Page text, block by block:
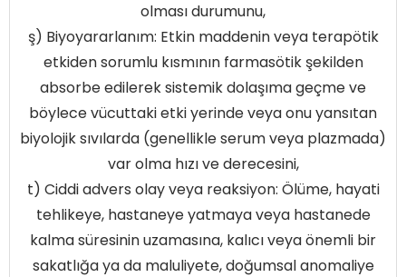
olması durumunu,
ş) Biyoyararlanım: Etkin maddenin veya terapötik
etkiden sorumlu kısmının farmasötik şekilden
absorbe edilerek sistemik dolaşıma geçme ve
böylece vücuttaki etki yerinde veya onu yansıtan
biyolojik sıvılarda (genellikle serum veya plazmada)
var olma hızı ve derecesini,
t) Ciddi advers olay veya reaksiyon: Ölüme, hayati
tehlikeye, hastaneye yatmaya veya hastanede
kalma süresinin uzamasına, kalıcı veya önemli bir
sakatlığa ya da maluliyete, doğumsal anomaliye